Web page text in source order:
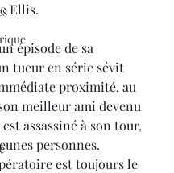
Ellis.
épisode de sa
tueur en série sévit
proximité, au
meilleur ami devenu
assassiné à son tour,
personnes.
est toujours le